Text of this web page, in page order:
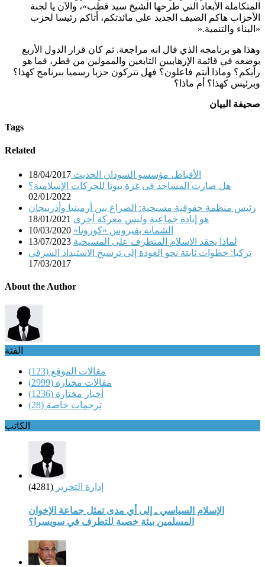
المتكاملة الأبعاد التي طرحها الشيخ سيد قطب»، والآن يا لجنة
الأحزاب هاكم الضيف الجديد على مائدتكم، أتاكم رئيسا لحزب
«البناء والتنمية».
وهذا هو برنامجه الذي قال انه مراجعة. ثم كان قرار الدول الأربع
بوضعه في قائمة الإرهابيين التابعين والممولين من قطر، فما هو
رأيكم؟ وماذا أنتم فاعلون؟ فهل تتركون حزبا رسميا ببرنامج كهذا؟
وبرئيس كهذا؟ أم ماذا؟
صحيفة البيان
Tags
Related
الأقباط، مؤسسو السودان الحديث 18/04/2017
هل صارت المساجد فى غزة بيوتا للحركات الإسلامية؟
02/01/2022
رئيس منظمة حقوقية مسيحية: الصراع بين أرمينيا وأذربيجان
هو إبادة جماعية وليس معركة أخرى
الشماتة بفيروس «كورونا«
لماذا يحقد الاسلام المتطرف على المسيحية
تركيا: خطوات ثابتة نحو العودة إلى ترسيخ الاستبداد الشرقي
17/03/2017
About the Author
الفئة
مقالات الموقع (123)
مقالات مختارة (2999)
أخبار مختارة (1236)
ترجمات خاصة (28)
الكاتب
إدارة التحرير (4281)
الإسلام السياسي ـ إلى أي مدى تمثل جماعة الإخوان
المسلمين بيئة خصبة للتطرف في سويسرا؟